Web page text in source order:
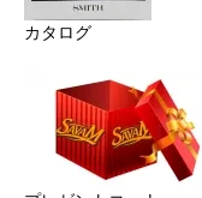
カタログ